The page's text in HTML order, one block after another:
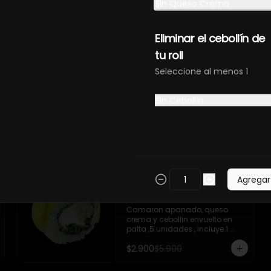
mixto, salsa acevichada  ,
Hot Tori x 5 unidades
y cebollin apanado en panko (5
Abokado Ebi x ( 5
Camaron apanado, queso
crema y cebollin envuelto en
palta ,5 unidades , incluye 1
$2.900$5.900
Eliminar el cebollín de
tu roll
Seleccione al menos 1
Agregar